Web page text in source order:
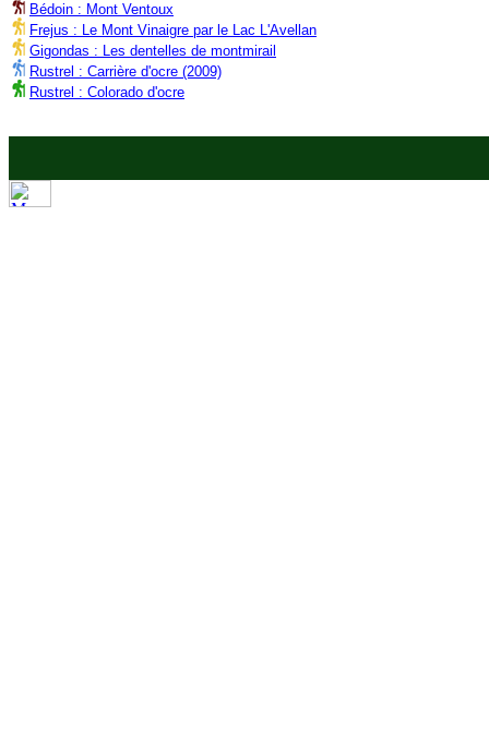
Bédoin : Mont Ventoux
Frejus : Le Mont Vinaigre par le Lac L'Avellan
Gigondas : Les dentelles de montmirail
Rustrel : Carrière d'ocre (2009)
Rustrel : Colorado d'ocre